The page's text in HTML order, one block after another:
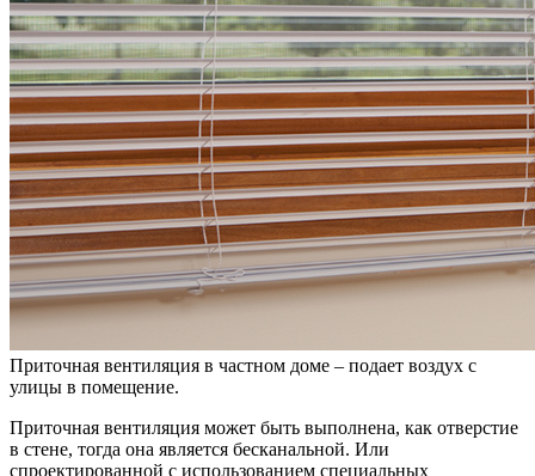
Приточная вентиляция в частном доме – подает воздух с
улицы в помещение.
Приточная вентиляция может быть выполнена, как отверстие
в стене, тогда она является бесканальной. Или
спроектированной с использованием специальных